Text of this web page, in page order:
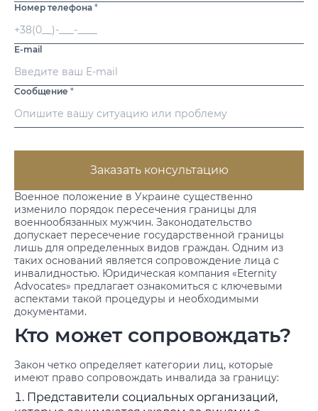
Военное положение в Украине существенно
изменило порядок пересечения границы для
военнообязанных мужчин. Законодательство
допускает пересечение государственной границы
лишь для определенных видов граждан. Одним из
таких оснований является сопровождение лица с
инвалидностью. Юридическая компания «Eternity
Advocates» предлагает ознакомиться с ключевыми
аспектами такой процедуры и необходимыми
документами.
Кто может сопровождать?
Закон четко определяет категории лиц, которые
имеют право сопровождать инвалида за границу:
Представители социальных организаций,
Номер телефона *
E-mail
Сообщение *
Заказать консультацию